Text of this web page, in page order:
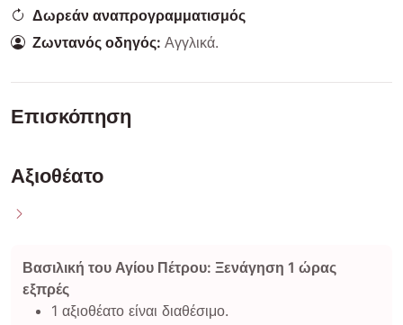
Δωρεάν αναπρογραμματισμός
Ζωντανός οδηγός: Αγγλικά.
Επισκόπηση
Αξιοθέατο
Βασιλική του Αγίου Πέτρου: Ξενάγηση 1 ώρας
εξπρές
1 αξιοθέατο είναι διαθέσιμο.